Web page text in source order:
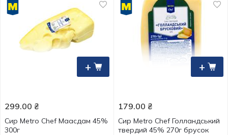
+
299.00 ₴
Сир Metro Chef Маасдам 45%
300г
+
179.00 ₴
Сир Metro Chef Голландський
твердий 45% 270г брусок